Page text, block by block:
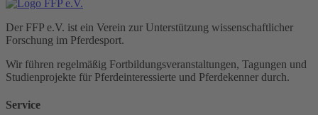
Der FFP e.V. ist ein Verein zur Unterstützung wissenschaftlicher
Forschung im Pferdesport.
Wir führen regelmäßig Fortbildungs­veranstaltungen, Tagungen und
Studienprojekte für Pferde­interessierte und Pferde­kenner durch.
Service